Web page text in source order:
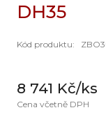
DH35
Kód produktu:
8 741 Kč/ks
Cena včetně DPH